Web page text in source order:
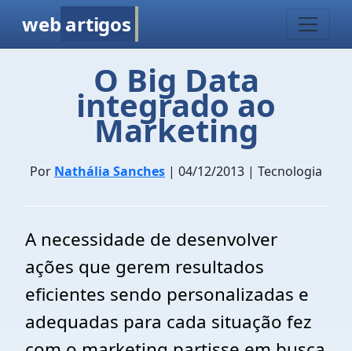
web artigos
O Big Data
integrado ao
Marketing
Por Nathália Sanches | 04/12/2013 | Tecnologia
A necessidade de desenvolver
ações que gerem resultados
eficientes sendo personalizadas e
adequadas para cada situação fez